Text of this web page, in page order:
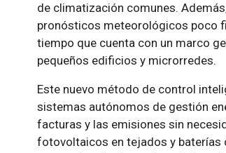
de climatización comunes.
pronósticos meteorológicos poco
tiempo que cuenta con un marco
pequeños edificios y microrredes.
Este nuevo método de control
sistemas autónomos de gestión
facturas y las emisiones sin
fotovoltaicos en tejados y baterías